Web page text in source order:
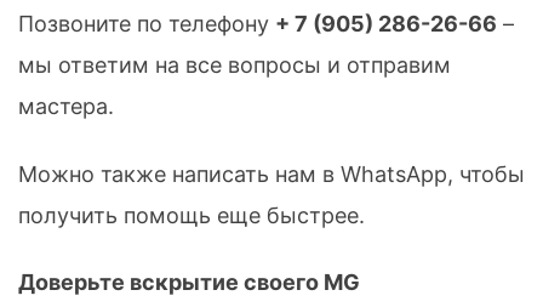
Позвоните по телефону + 7 (905) 286-26-66 –
мы ответим на все вопросы и отправим
мастера.
Можно также написать нам в WhatsApp, чтобы
получить помощь еще быстрее.
Доверьте вскрытие своего MG